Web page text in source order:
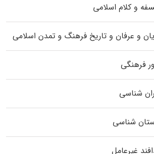
و کلام اسلامی
و عرفان و تاریخ فرهنگ و تمدن اسلامی
فرهنگی
شناسی
شناسی
غیرعامل